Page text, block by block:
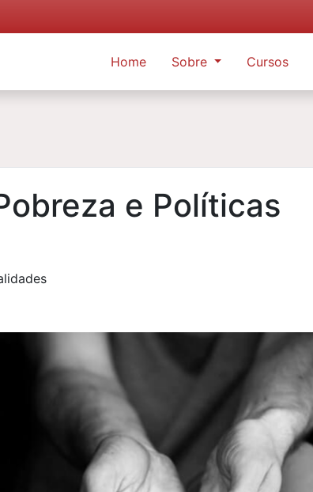
Home Sobre Cursos
e Políticas